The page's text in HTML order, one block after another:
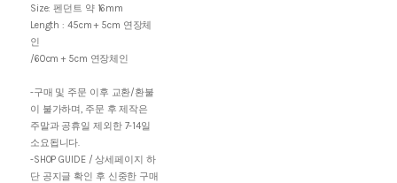
Size: 펜던트 약 16mm
Length : 45cm + 5cm 연장체
인
/60cm + 5cm 연장체인
-구매 및 주문 이후 교환/환불
이 불가하며, 주문 후 제작은
주말과 공휴일 제외한 7-14일
소요됩니다.
-SHOP GUIDE / 상세페이지 하
단 공지글 확인 후 신중한 구매